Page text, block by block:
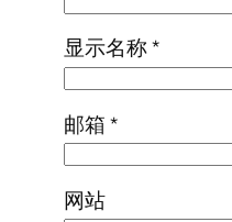
显示名称*
邮箱*
网站